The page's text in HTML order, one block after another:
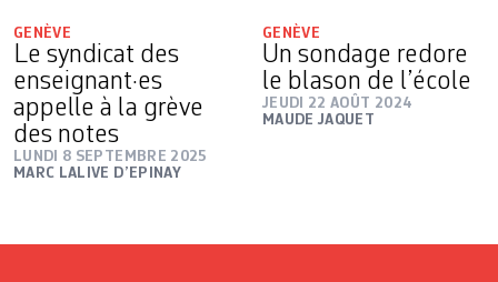
GENÈVE
Le syndicat des
enseignant·es
appelle à la grève
des notes
LUNDI 8 SEPTEMBRE 2025
MARC LALIVE D’EPINAY
GENÈVE
Un sondage redore
le blason de l’école
JEUDI 22 AOÛT 2024
MAUDE JAQUET